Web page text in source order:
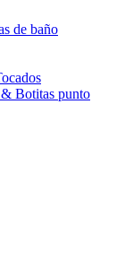
de baño
Botitas punto